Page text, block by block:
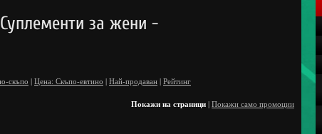
за жени -
скъпо | Цена: Скъпо-евтино | Най-продаван | Рейтинг
Покажи на страници | Покажи само промоции